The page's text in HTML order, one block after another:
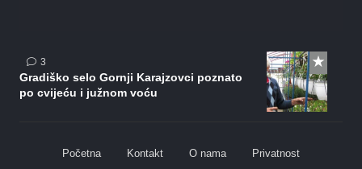
3komentara
Gradiško selo Gornji Karajzovci poznato
po cvijeću i južnom voću
Početna Kontakt O nama Privatnost